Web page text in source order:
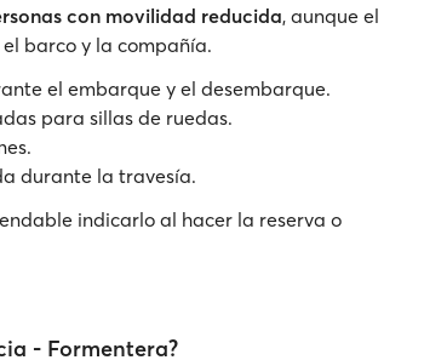
con movilidad reducida, aunque el
barco y la compañía.
el embarque y el desembarque.
para sillas de ruedas.
durante la travesía.
indicarlo al hacer la reserva o
- Formentera?